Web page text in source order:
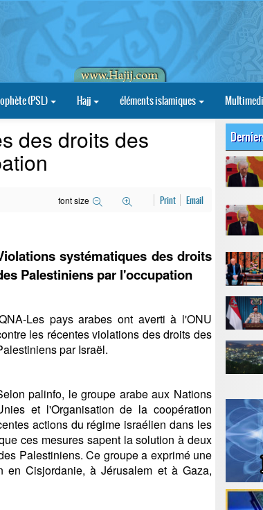
(PSL) Hajj éléments islamiques
des droits des
font size Print Email
systématiques des droits
Palestiniens par l'occupation
Les pays arabes ont averti à l'ONU
les récentes violations des droits des
par Israël.
palinfo, le groupe arabe aux Nations
et l'Organisation de la coopération
actions du régime israélien dans les
ces mesures sapent la solution à deux
Palestiniens. Ce groupe a exprimé une
en Cisjordanie, à Jérusalem et à Gaza,